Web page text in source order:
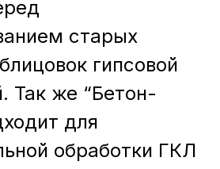
старых
гипсовой
Так же “Бетон-
для
обработки ГКЛ